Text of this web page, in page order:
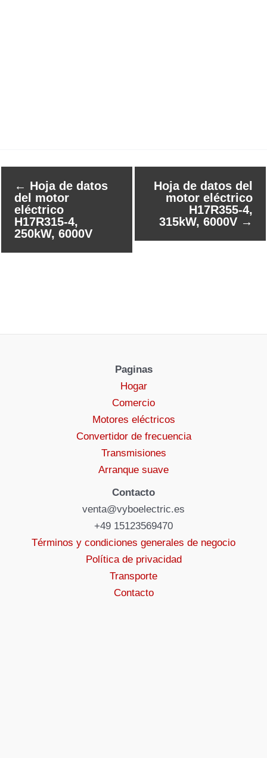
← Hoja de datos
del motor
eléctrico
H17R315-4,
250kW, 6000V
Hoja de datos del
motor eléctrico
H17R355-4,
315kW, 6000V →
Paginas
Hogar
Comercio
Motores eléctricos
Convertidor de frecuencia
Transmisiones
Arranque suave
Contacto
venta@vyboelectric.es
+49 15123569470
Términos y condiciones generales de negocio
Política de privacidad
Transporte
Contacto